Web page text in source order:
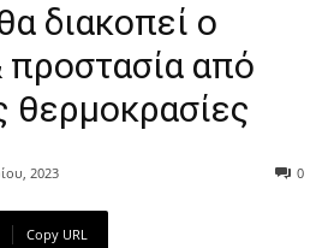
διακοπεί ο
από
θερμοκρασίες
2023 0
Copy URL